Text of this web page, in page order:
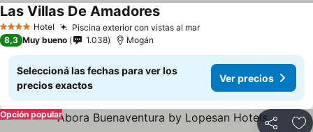
4 EstrellasHotel Piscina exterior con vistas al marVer precios
Las Villas De AmadoresVer precios
8,3 Muy bueno 1.038 Mogán
Seleccioná las fechas para ver los
precios exactos
Ver precios
Compartir
Opción popular